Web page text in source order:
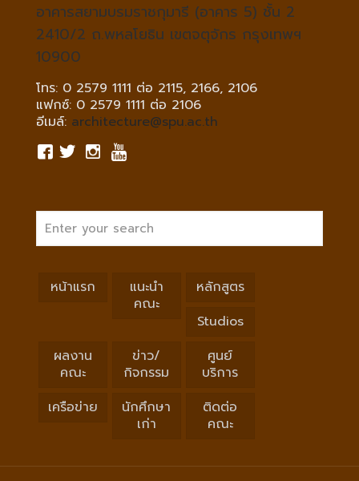
อาคารสยามบรมราชกุมารี (อาคาร 5) ชั้น 2
2410/2 ถ.พหลโยธิน เขตจตุจักร กรุงเทพฯ
10900
โทร: 0 2579 1111 ต่อ 2115, 2166, 2106
แฟกซ์: 0 2579 1111 ต่อ 2106
อีเมล์: architecture@spu.ac.th
หน้าแรก
แนะนำ
คณะ
หลักสูตร
Studios
ผลงาน
คณะ
ข่าว/
กิจกรรม
ศูนย์
บริการ
เครือข่าย
นักศึกษา
เก่า
ติดต่อ
คณะ